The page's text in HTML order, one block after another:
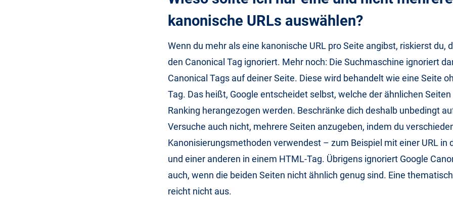
kanonische URLs auswählen?
Wenn du mehr als eine kanonische URL pro Seite angibst, riskierst du,
den Canonical Tag ignoriert. Mehr noch: Die Suchmaschine ignoriert
Canonical Tags auf deiner Seite. Diese wird behandelt wie eine Seite
Tag. Das heißt, Google entscheidet selbst, welche der ähnlichen
Ranking herangezogen werden. Beschränke dich deshalb unbedingt
Versuche auch nicht, mehrere Seiten anzugeben, indem du
Kanonisierungsmethoden verwendest – zum Beispiel mit einer URL in
und einer anderen in einem HTML-Tag. Übrigens ignoriert Google
auch, wenn die beiden Seiten nicht ähnlich genug sind. Eine
reicht nicht aus.